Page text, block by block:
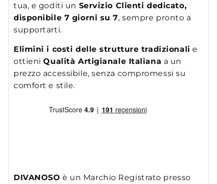
tua, e goditi un Servizio Clienti dedicato,
disponibile 7 giorni su 7, sempre pronto a
supportarti.
Elimini i costi delle strutture tradizionali e
ottieniQualità Artigianale Italiana a un
prezzo accessibile, senza compromessi su
comfort e stile.
DIVANOSO è un Marchio Registrato presso